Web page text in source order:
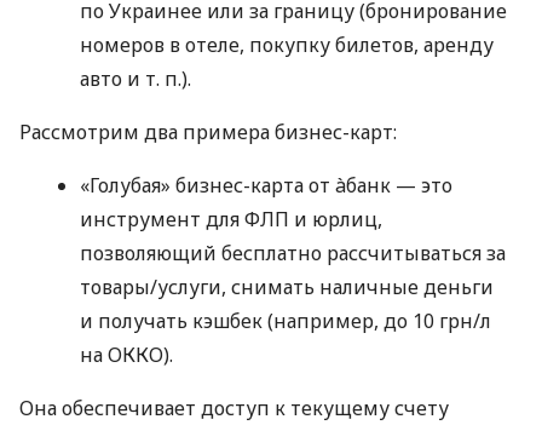
по Украинее или за границу (бронирование
номеров в отеле, покупку билетов, аренду
авто и т. п.).
Рассмотрим два примера бизнес-карт:
«Голубая» бизнес-карта от àбанк — это
инструмент для ФЛП и юрлиц,
позволяющий бесплатно рассчитываться за
товары/услуги, снимать наличные деньги
и получать кэшбек (например, до 10 грн/л
на ОККО).
Она обеспечивает доступ к текущему счету